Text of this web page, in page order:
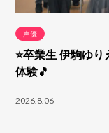
声優
⭐卒業生 伊駒ゆ
体験🎵
2026.8.06